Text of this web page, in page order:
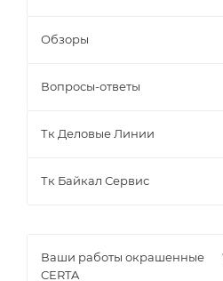
Обзоры
Вопросы-ответы
Тк Деловые Линии
Тк Байкал Сервис
Ваши работы окрашенные
CERTA